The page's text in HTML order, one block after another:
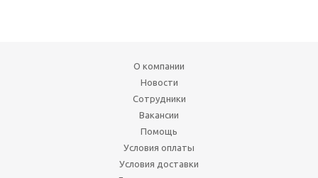
О компании
Новости
Сотрудники
Вакансии
Помощь
Условия оплаты
Условия доставки